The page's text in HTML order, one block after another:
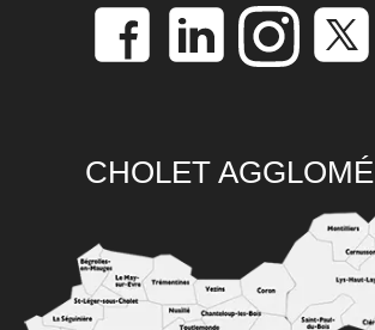
CHOLET